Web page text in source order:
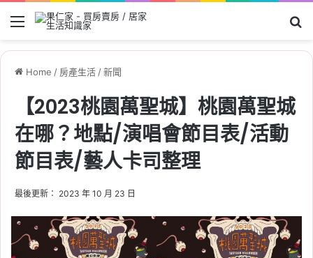
Menu
Home / 房產生活 /新聞
【2023桃園萬聖城】桃園萬聖城
在哪？地點/演唱會節目表/活動
節目表/藝人卡司整理
最後更新： 2023 年 10 月 23 日